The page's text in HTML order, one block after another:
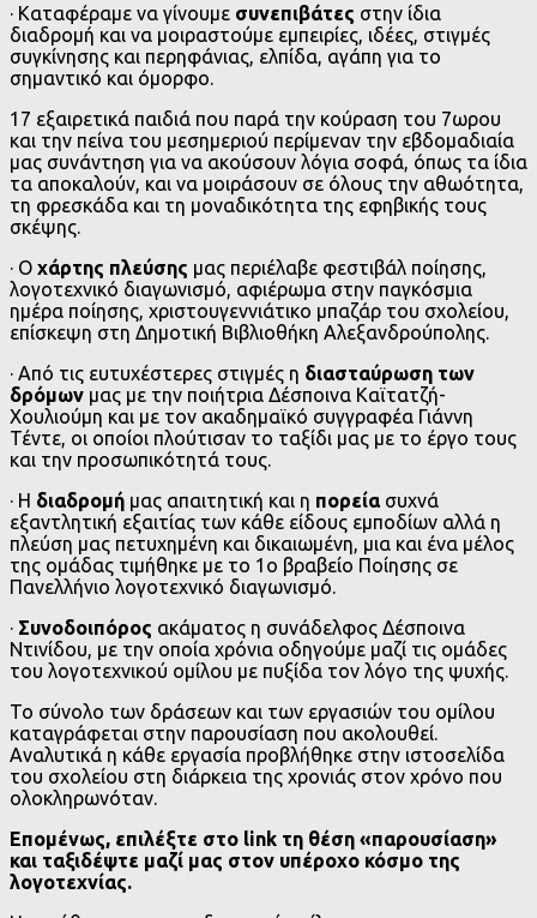
· Καταφέραμε να γίνουμε συνεπιβάτες στην ίδια
διαδρομή και να μοιραστούμε εμπειρίες, ιδέες, στιγμές
συγκίνησης και περηφάνιας, ελπίδα, αγάπη για το
σημαντικό και όμορφο.
17 εξαιρετικά παιδιά που παρά την κούραση του 7ωρου
και την πείνα του μεσημεριού περίμεναν την εβδομαδιαία
μας συνάντηση για να ακούσουν λόγια σοφά, όπως τα ίδια
τα αποκαλούν, και να μοιράσουν σε όλους την αθωότητα,
τη φρεσκάδα και τη μοναδικότητα της εφηβικής τους
σκέψης.
· Ο χάρτης πλεύσης μας περιέλαβε φεστιβάλ ποίησης,
λογοτεχνικό διαγωνισμό, αφιέρωμα στην παγκόσμια
ημέρα ποίησης, χριστουγεννιάτικο μπαζάρ του σχολείου,
επίσκεψη στη Δημοτική Βιβλιοθήκη Αλεξανδρούπολης.
· Από τις ευτυχέστερες στιγμές η διασταύρωση των
δρόμων μας με την ποιήτρια Δέσποινα Καϊτατζή-
Χουλιούμη και με τον ακαδημαϊκό συγγραφέα Γιάννη
Τέντε, οι οποίοι πλούτισαν το ταξίδι μας με το έργο τους
και την προσωπικότητά τους.
· Η διαδρομή μας απαιτητική και η πορεία συχνά
εξαντλητική εξαιτίας των κάθε είδους εμποδίων αλλά η
πλεύση μας πετυχημένη και δικαιωμένη, μια και ένα μέλος
της ομάδας τιμήθηκε με το 1ο βραβείο Ποίησης σε
Πανελλήνιο λογοτεχνικό διαγωνισμό.
· Συνοδοιπόρος ακάματος η συνάδελφος Δέσποινα
Ντινίδου, με την οποία χρόνια οδηγούμε μαζί τις ομάδες
του λογοτεχνικού ομίλου με πυξίδα τον λόγο της ψυχής.
Το σύνολο των δράσεων και των εργασιών του ομίλου
καταγράφεται στην παρουσίαση που ακολουθεί.
Αναλυτικά η κάθε εργασία προβλήθηκε στην ιστοσελίδα
του σχολείου στη διάρκεια της χρονιάς στον χρόνο που
ολοκληρωνόταν.
Επομένως, επιλέξτε στο link τη θέση «παρουσίαση»
και ταξιδέψτε μαζί μας στον υπέροχο κόσμο της
λογοτεχνίας.